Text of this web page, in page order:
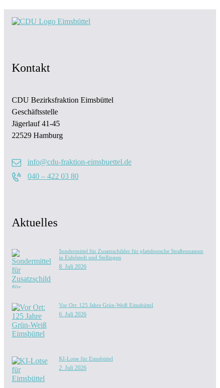
Kontakt
CDU Bezirksfraktion Eimsbüttel
Geschäftsstelle
Jägerlauf 41-45
22529 Hamburg
info@cdu-fraktion-eimsbuettel.de
040 – 422 03 80
Aktuelles
Sondermittel für Zusatzschilder für plattdeutsche Straßennamen
in Eidelstedt und Stellingen
8. Juli 2026
Vor Ort: 125 Jahre Grün-Weiß Eimsbüttel
6. Juli 2026
KI-Lotse für Eimsbüttel
2. Juli 2026